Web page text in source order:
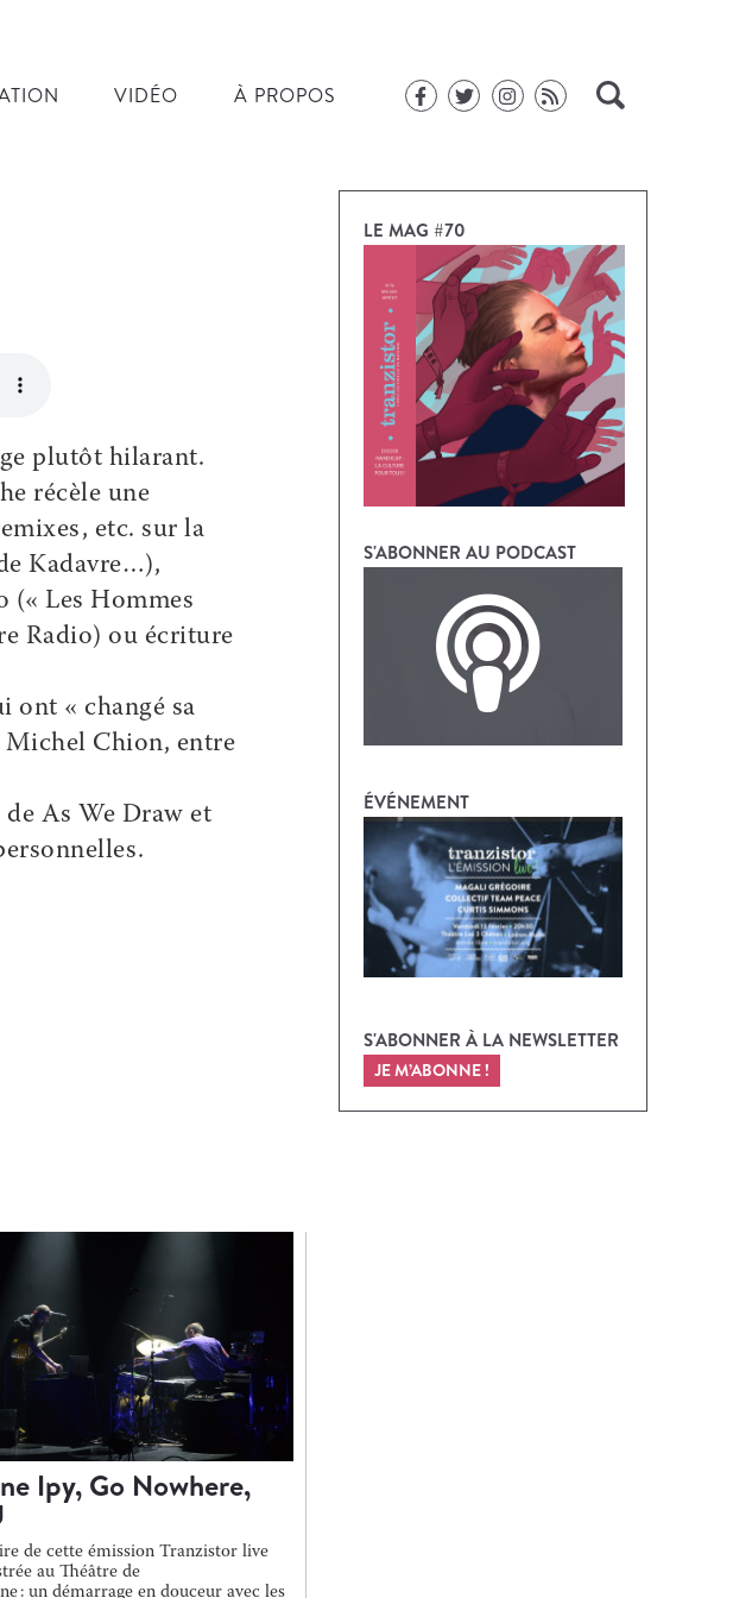
VIDÉO À PROPOS
plutôt hilarant.
récèle une
etc. sur la
Kadavre…),
(« Les Hommes
Radio) ou écriture
ont « changé sa
Michel Chion, entre
As We Draw et
Ipy, Go Nowhere,
de cette émission Tranzistor live
au Théâtre de
: un démarrage en douceur avec les
LE MAG #70
S'ABONNER AU PODCAST
ÉVÉNEMENT
S'ABONNER À LA NEWSLETTER
JE M’ABONNE !